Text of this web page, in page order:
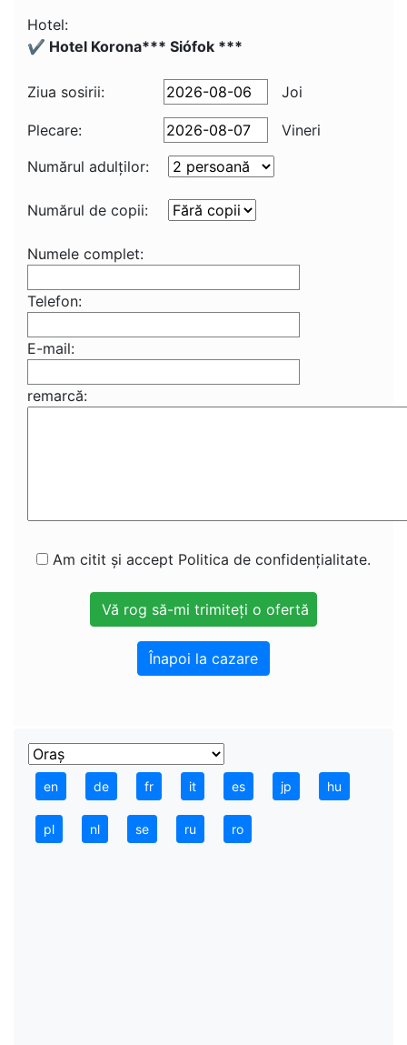
Hotel:
✔️ Hotel Korona*** Siófok ***
Ziua sosirii: Joi
Plecare:
Vineri
Numărul adulţilor:
Numărul de copii:
Numele complet:
Telefon:
E-mail:
remarcă:
Am citit și accept Politica de confidențialitate.
Înapoi la cazare
en de fr it es jp hu
pl nl se ru ro